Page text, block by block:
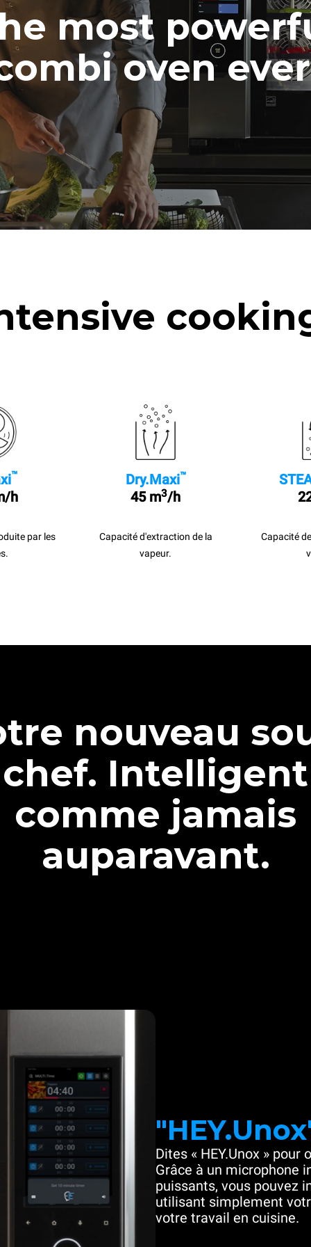
most
oven
™
h
par les
Dry.Maxi™
45 m3/h
Capacité d'extraction de la
vapeur.
Capacité
nouveau
chef. Intelligent
comme jamais
auparavant.
Dites « HEY.Unox »
Grâce à un microphone
puissants, vous pouvez
utilisant simplement
votre travail en cuisine.